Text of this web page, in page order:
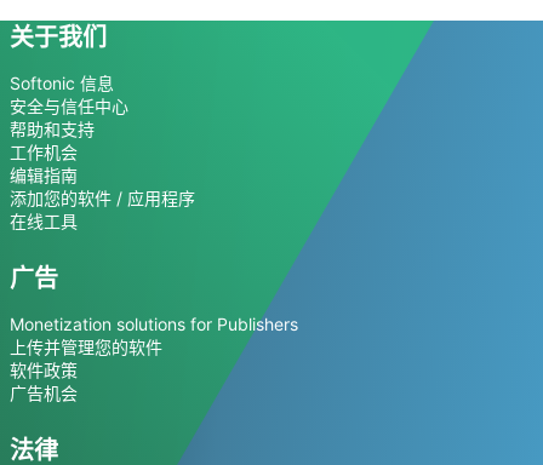
关于我们
Softonic 信息
安全与信任中心
帮助和支持
工作机会
编辑指南
添加您的软件 / 应用程序
在线工具
广告
Monetization solutions for Publishers
上传并管理您的软件
软件政策
广告机会
法律